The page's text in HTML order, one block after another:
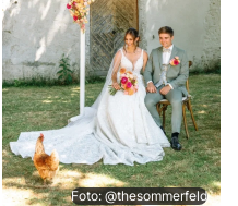
Foto: @thesommerfeld